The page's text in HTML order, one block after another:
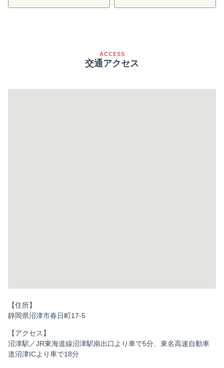
ACCESS
交通アクセス
【住所】
静岡県沼津市春日町17-5
【アクセス】
沼津駅／JR東海道線沼津駅南出口より車で5分、東名高速自動車
道沼津ICより車で18分